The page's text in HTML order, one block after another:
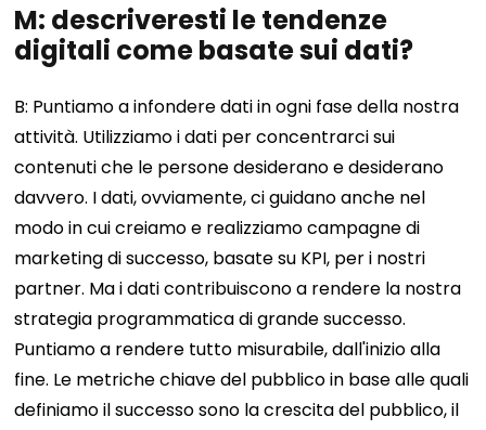
M: descriveresti le tendenze
digitali come basate sui dati?
B: Puntiamo a infondere dati in ogni fase della nostra
attività. Utilizziamo i dati per concentrarci sui
contenuti che le persone desiderano e desiderano
davvero. I dati, ovviamente, ci guidano anche nel
modo in cui creiamo e realizziamo campagne di
marketing di successo, basate su KPI, per i nostri
partner. Ma i dati contribuiscono a rendere la nostra
strategia programmatica di grande successo.
Puntiamo a rendere tutto misurabile, dall'inizio alla
fine. Le metriche chiave del pubblico in base alle quali
definiamo il successo sono la crescita del pubblico, il